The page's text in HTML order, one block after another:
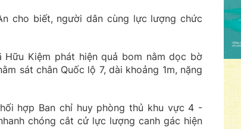
cho biết, người dân cùng lực lượng chức
Kiệm phát hiện quả bom nằm dọc bờ
sát chân Quốc lộ 7, dài khoảng 1m, nặng
hợp Ban chỉ huy phòng thủ khu vực 4 -
chóng cắt cử lực lượng canh gác hiện